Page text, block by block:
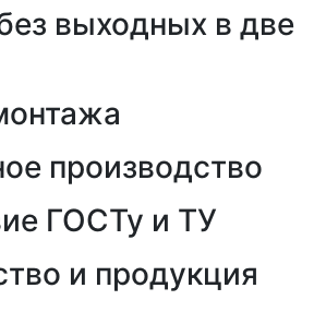
выходных в две
производство
ГОСТу и ТУ
и продукция